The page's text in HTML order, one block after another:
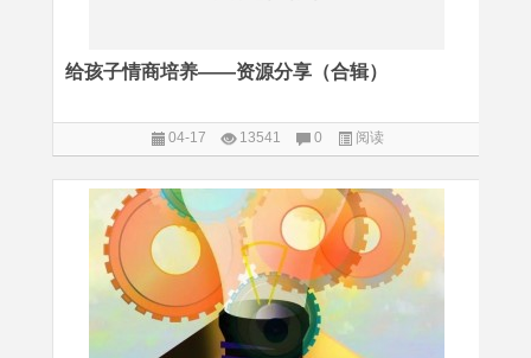
给孩子情商培养——资源分享（合辑）
04-17 13541 0 阅读